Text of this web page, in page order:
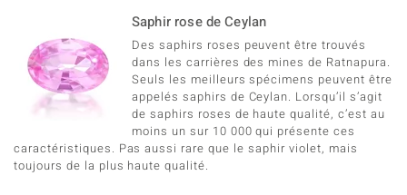
Saphir rose de Ceylan
Des saphirs roses peuvent être trouvés
dans les carrières des mines de Ratnapura.
Seuls les meilleurs spécimens peuvent être
appelés saphirs de Ceylan. Lorsqu’il s’agit
de saphirs roses de haute qualité, c’est au
moins un sur 10 000 qui présente ces
caractéristiques. Pas aussi rare que le saphir violet, mais
toujours de la plus haute qualité.